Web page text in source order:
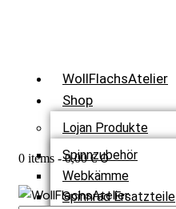
WollFlachsAtelier
Shop
Lojan Produkte
Spinnzubehör
Webkämme
Spinnrad Ersatzteile
0 items - 0,00 € 0